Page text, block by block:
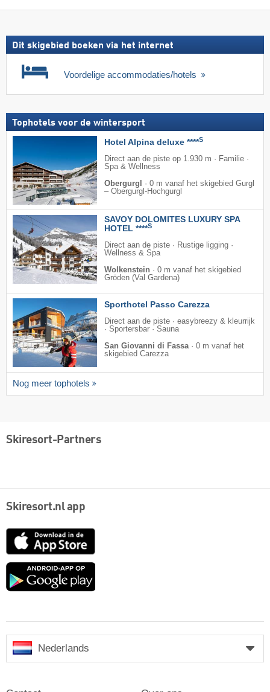
Dit skigebied boeken via het internet
Voordelige accommodaties/hotels
Tophotels voor de wintersport
Hotel Alpina deluxe ****S
Direct aan de piste op 1.930 m · Familie ·
Spa & Wellness
Obergurgl
· 0 m vanaf het skigebied Gurgl
– Obergurgl-Hochgurgl
SAVOY DOLOMITES LUXURY SPA
HOTEL ****S
Direct aan de piste · Rustige ligging ·
Wellness & Spa
Wolkenstein · 0 m vanaf het skigebied
Gröden (Val Gardena)
Sporthotel Passo Carezza
Direct aan de piste · easybreezy & kleurrijk
· Sportersbar · Sauna
San Giovanni di Fassa· 0 m vanaf het
skigebied Carezza
Nog meer tophotels
Skiresort-Partners
Skiresort.nl app
App
Google
Nederlands